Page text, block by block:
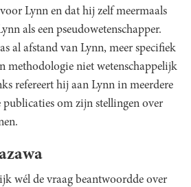
Lynn en dat hij zelf meermaals
als een pseudowetenschapper.
al afstand van Lynn, meer specifiek
methodologie niet wetenschappelijk
refereert hij aan Lynn in meerdere
publicaties om zijn stellingen over
wél de vraag beantwoordde over